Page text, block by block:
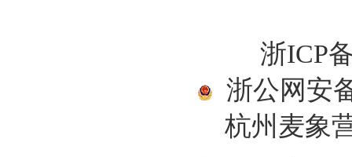
浙ICP
浙公网安
杭州麦象